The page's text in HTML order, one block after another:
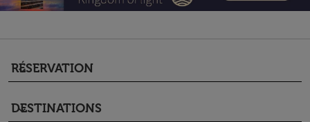
RÉSERVATION
keyboard_arrow_down
DESTINATIONS
keyboard_arrow_down